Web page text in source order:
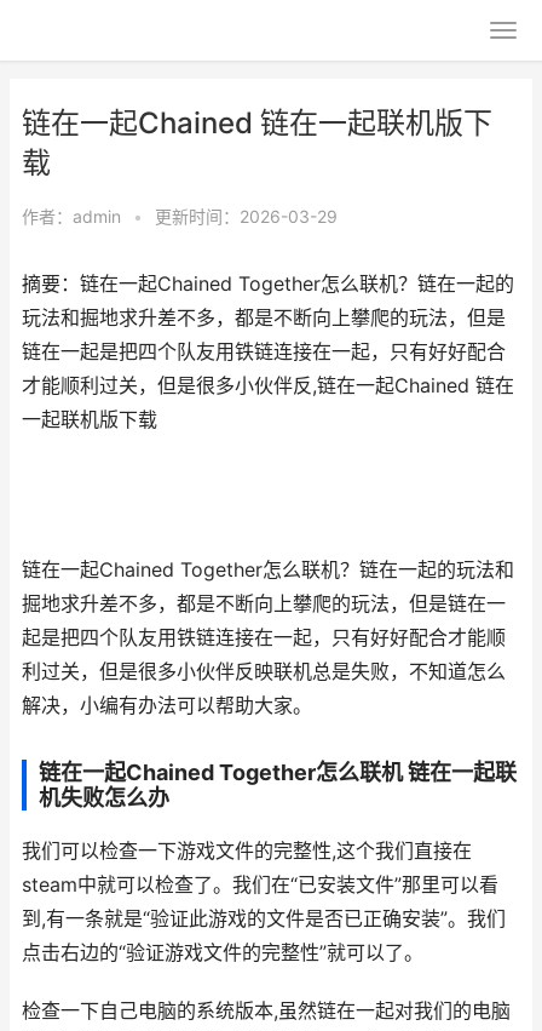
链在一起Chained 链在一起联机版下
载
作者： admin • 更新时间：2026-03-29
摘要：链在一起Chained Together怎么联机？链在一起的
玩法和掘地求升差不多，都是不断向上攀爬的玩法，但是
链在一起是把四个队友用铁链连接在一起，只有好好配合
才能顺利过关，但是很多小伙伴反,链在一起Chained 链在
一起联机版下载
链在一起Chained Together怎么联机？链在一起的玩法和
掘地求升差不多，都是不断向上攀爬的玩法，但是链在一
起是把四个队友用铁链连接在一起，只有好好配合才能顺
利过关，但是很多小伙伴反映联机总是失败，不知道怎么
解决，小编有办法可以帮助大家。
链在一起Chained Together怎么联机 链在一起联
机失败怎么办
我们可以检查一下游戏文件的完整性,这个我们直接在
steam中就可以检查了。我们在“已安装文件”那里可以看
到,有一条就是“验证此游戏的文件是否已正确安装”。我们
点击右边的“验证游戏文件的完整性”就可以了。
检查一下自己电脑的系统版本,虽然链在一起对我们的电脑